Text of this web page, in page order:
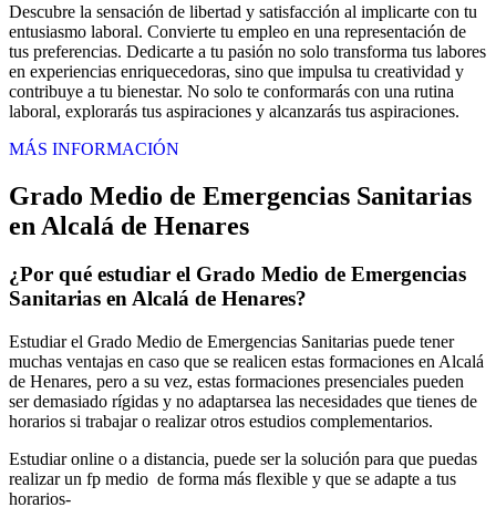
Descubre la sensación de libertad y satisfacción al implicarte con tu
entusiasmo laboral. Convierte tu empleo en una representación de
tus preferencias. Dedicarte a tu pasión no solo transforma tus labores
en experiencias enriquecedoras, sino que impulsa tu creatividad y
contribuye a tu bienestar. No solo te conformarás con una rutina
laboral, explorarás tus aspiraciones y alcanzarás tus aspiraciones.
MÁS INFORMACIÓN
Grado Medio de Emergencias Sanitarias
en Alcalá de Henares
¿Por qué estudiar el Grado Medio de Emergencias
Sanitarias en Alcalá de Henares?
Estudiar el Grado Medio de Emergencias Sanitarias puede tener
muchas ventajas en caso que se realicen estas formaciones en Alcalá
de Henares, pero a su vez, estas formaciones presenciales pueden
ser demasiado rígidas y no adaptarsea las necesidades que tienes de
horarios si trabajar o realizar otros estudios complementarios.
Estudiar online o a distancia, puede ser la solución para que puedas
realizar un fp medio de forma más flexible y que se adapte a tus
horarios-